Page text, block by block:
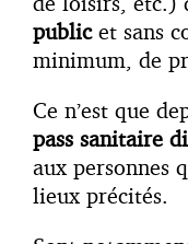
publicet sans
minimum, de
Ce n’est que
pass sanitaire
aux personnes
lieux précités.